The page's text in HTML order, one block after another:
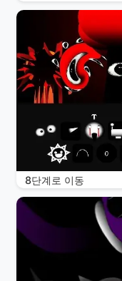
8단계로 이동